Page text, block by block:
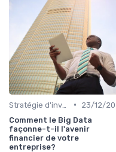
•
23/12/
Comment le Big Data
façonne-t-il l'avenir
financier de votre
entreprise?